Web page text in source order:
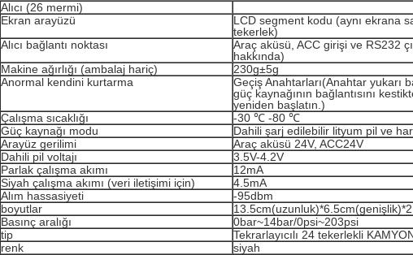
Alıcı (26 mermi)
Ekran arayüzü
LCD segment kodu (aynı ekrana
tekerlek)
Alıcı bağlantı noktası
Araç aküsü, ACC girişi ve RS232
hakkında)
Makine ağırlığı (ambalaj hariç)
230g±5g
Anormal kendini kurtarma
Geçiş Anahtarları(Anahtar yukarı
güç kaynağının bağlantısını
yeniden başlatın.)
Çalışma sıcaklığı
-30 ℃ -80 ℃
Güç kaynağı modu
Dahili şarj edilebilir lityum pil ve
Arayüz gerilimi
Araç aküsü 24V, ACC24V
Dahili pil voltajı
3.5V-4.2V
Parlak çalışma akımı
12mA
Siyah çalışma akımı (veri iletişimi için)
4.5mA
Alım hassasiyeti
-95dbm
boyutlar
Basınç aralığı
0bar~14bar/0psi~203psi
tip
Tekrarlayıcılı 24 tekerlekli
renk
siyah